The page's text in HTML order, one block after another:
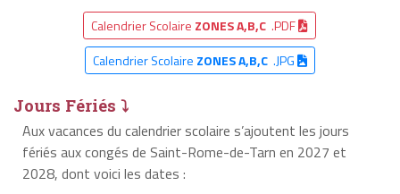
Calendrier Scolaire ZONES A,B,C .PDF
Calendrier Scolaire ZONES A,B,C.JPG
Jours Fériés ⤵
Aux vacances du calendrier scolaire s’ajoutent les jours
fériés aux congés de Saint-Rome-de-Tarn en 2027 et
2028, dont voici les dates :